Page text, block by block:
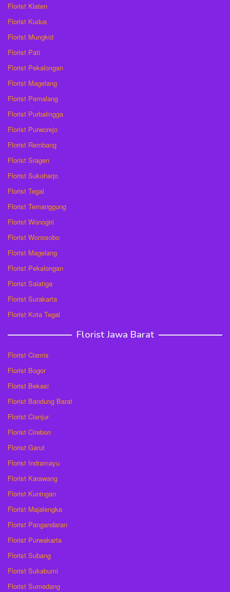
Florist Klaten
Florist Kudus
Florist Mungkid
Florist Pati
Florist Pekalongan
Florist Magelang
Florist Pemalang
Florist Purbalingga
Florist Purworejo
Florist Rembang
Florist Sragen
Florist Sukoharjo
Florist Tegal
Florist Temanggung
Florist Wonogiri
Florist Wonosobo
Florist Magelang
Florist Pekalongan
Florist Salatiga
Florist Surakarta
Florist Kota Tegal
Florist Jawa Barat
Florist Ciamis
Florist Bogor
Florist Bekasi
Florist Bandung Barat
Florist Cianjur
Florist Cirebon
Florist Garut
Florist Indramayu
Florist Karawang
Florist Kuningan
Florist Majalengka
Florist Pangandaran
Florist Purwakarta
Florist Subang
Florist Sukabumi
Florist Sumedang